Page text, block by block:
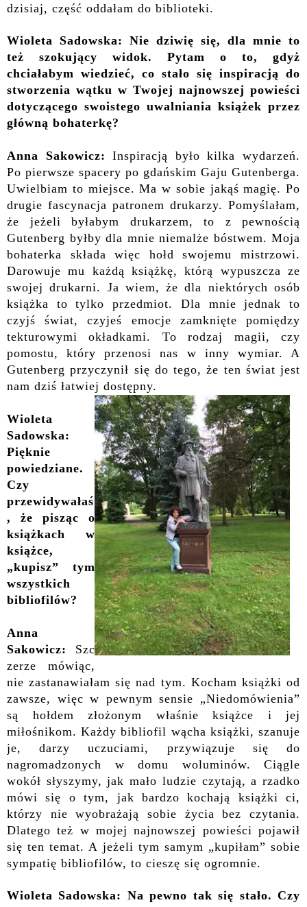
dzisiaj, część oddałam do biblioteki.
Wioleta Sadowska: Nie dziwię się, dla mnie to
też szokujący widok. Pytam o to, gdyż
chciałabym wiedzieć, co stało się inspiracją do
stworzenia wątku w Twojej najnowszej powieści
dotyczącego swoistego uwalniania książek przez
główną bohaterkę?
Anna Sakowicz:Inspiracją było kilka wydarzeń.
Po pierwsze spacery po gdańskim Gaju Gutenberga.
Uwielbiam to miejsce. Ma w sobie jakąś magię. Po
drugie fascynacja patronem drukarzy. Pomyślałam,
że jeżeli byłabym drukarzem, to z pewnością
Gutenberg byłby dla mnie niemalże bóstwem. Moja
bohaterka składa więc hołd swojemu mistrzowi.
Darowuje mu każdą książkę, którą wypuszcza ze
swojej drukarni. Ja wiem, że dla niektórych osób
książka to tylko przedmiot. Dla mnie jednak to
czyjś świat, czyjeś emocje zamknięte pomiędzy
tekturowymi okładkami. To rodzaj magii, czy
pomostu, który przenosi nas w inny wymiar. A
Gutenberg przyczynił się do tego, że ten świat jest
nam dziś łatwiej dostępny.
Wioleta
Sadowska:
Pięknie
powiedziane.
Czy
przewidywałaś
, że pisząc o
książkach w
książce,
„kupisz” tym
wszystkich
bibliofilów?
Anna
Sakowicz: Szc
zerze mówiąc,
nie zastanawiałam się nad tym. Kocham książki od
zawsze, więc w pewnym sensie „Niedomówienia”
są hołdem złożonym właśnie książce i jej
miłośnikom. Każdy bibliofil wącha książki, szanuje
je, darzy uczuciami, przywiązuje się do
nagromadzonych w domu woluminów. Ciągle
wokół słyszymy, jak mało ludzie czytają, a rzadko
mówi się o tym, jak bardzo kochają książki ci,
którzy nie wyobrażają sobie życia bez czytania.
Dlatego też w mojej najnowszej powieści pojawił
się ten temat. A jeżeli tym samym „kupiłam” sobie
sympatię bibliofilów, to cieszę się ogromnie.
Wioleta Sadowska: Na pewno tak się stało. Czy